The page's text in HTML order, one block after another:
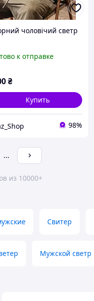
чоловічий светр
к отправке
₴
Купить
98%
...
из 10000+
Свитер
Мужской светр